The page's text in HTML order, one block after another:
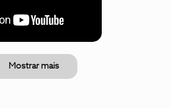
Mostrar mais